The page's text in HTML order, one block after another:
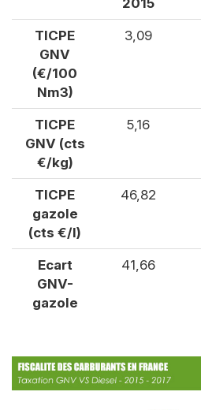
2015
TICPE
GNV
(€/100
Nm3)
3,09
TICPE
GNV (cts
€/kg)
5,16
TICPE
gazole
(cts €/l)
46,82
Ecart
GNV-
gazole
41,66